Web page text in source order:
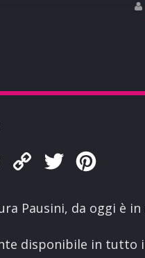
WhatsApp
Copy
Twitter
Pausini, da oggi è
disponibile in tutto